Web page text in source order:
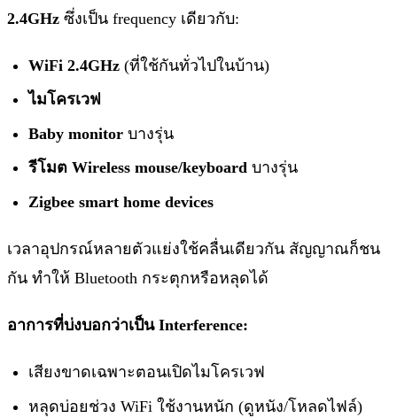
2.4GHz ซึ่งเป็น frequency เดียวกับ:
WiFi 2.4GHz (ที่ใช้กันทั่วไปในบ้าน)
ไมโครเวฟ
Baby monitor บางรุ่น
รีโมต Wireless mouse/keyboard บางรุ่น
Zigbee smart home devices
เวลาอุปกรณ์หลายตัวแย่งใช้คลื่นเดียวกัน สัญญาณก็ชน
กัน ทำให้ Bluetooth กระตุกหรือหลุดได้
อาการที่บ่งบอกว่าเป็น Interference:
เสียงขาดเฉพาะตอนเปิดไมโครเวฟ
หลุดบ่อยช่วง WiFi ใช้งานหนัก (ดูหนัง/โหลดไฟล์)